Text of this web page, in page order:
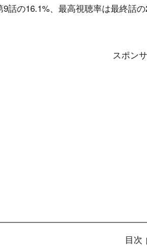
話の16.1%、最高視聴率は最終話
スポン
目次